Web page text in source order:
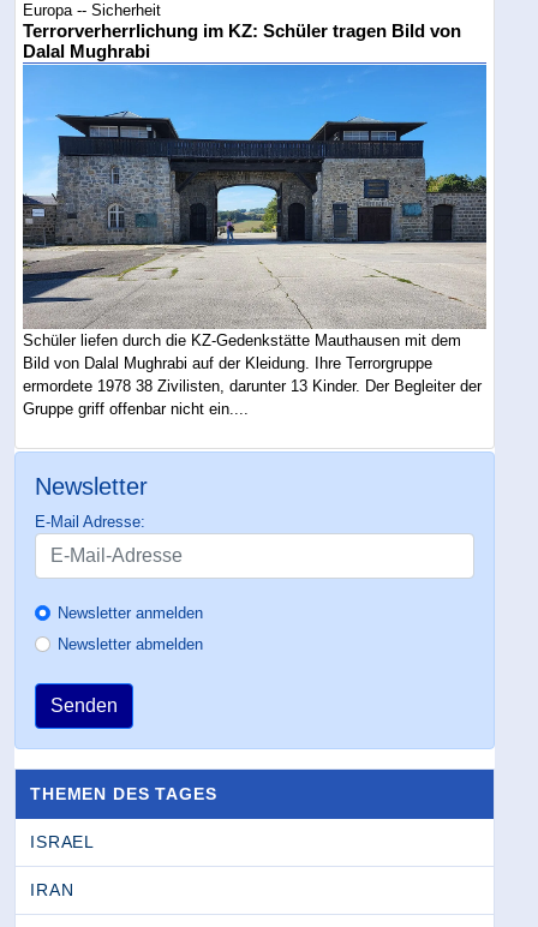
Europa -- Sicherheit
Terrorverherrlichung im KZ: Schüler tragen Bild von
Dalal Mughrabi
Schüler liefen durch die KZ-Gedenkstätte Mauthausen mit dem
Bild von Dalal Mughrabi auf der Kleidung. Ihre Terrorgruppe
ermordete 1978 38 Zivilisten, darunter 13 Kinder. Der Begleiter der
Gruppe griff offenbar nicht ein....
Newsletter
E-Mail Adresse:
Newsletter anmelden
Newsletter abmelden
Senden
THEMEN DES TAGES
ISRAEL
IRAN